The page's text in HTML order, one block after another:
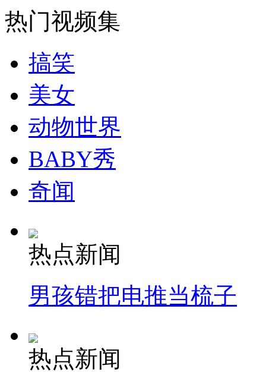
纽约上演“枕头大战”
司机酒驾遇交警 急速倒车逃窜
热门视频集
搞笑
美女
动物世界
BABY秀
奇闻
热点新闻
男孩错把电推当梳子
热点新闻